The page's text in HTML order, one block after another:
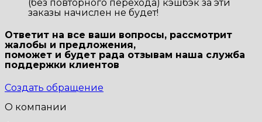
(без повторного перехода) кэшбэк за эти
заказы начислен не будет!
Ответит на все ваши вопросы, рассмотрит
жалобы и предложения,
поможет и будет рада отзывам наша служба
поддержки клиентов
Создать обращение
О компании